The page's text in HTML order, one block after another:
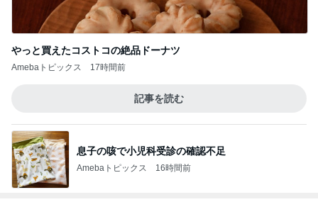
やっと買えたコストコの絶品ドーナツ
Amebaトピックス 17時間前
記事を読む
息子の咳で小児科受診の確認不足
Amebaトピックス 16時間前